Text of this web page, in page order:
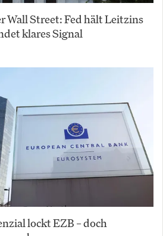
Wall Street: Fed hält Leitzins
klares Signal
lockt EZB – doch